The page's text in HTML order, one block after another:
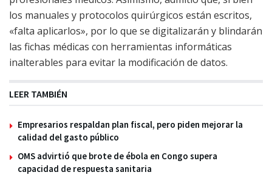
los manuales y protocolos quirúrgicos están escritos,
«falta aplicarlos», por lo que se digitalizarán y blindarán
las fichas médicas con herramientas informáticas
inalterables para evitar la modificación de datos.
LEER TAMBIÉN
Empresarios respaldan plan fiscal, pero piden mejorar la
calidad del gasto público
OMS advirtió que brote de ébola en Congo supera
capacidad de respuesta sanitaria